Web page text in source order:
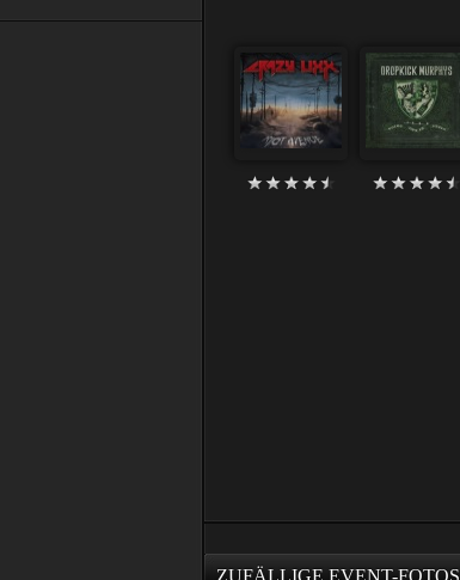
ZUFÄLLIGE EVENT-FOTOS